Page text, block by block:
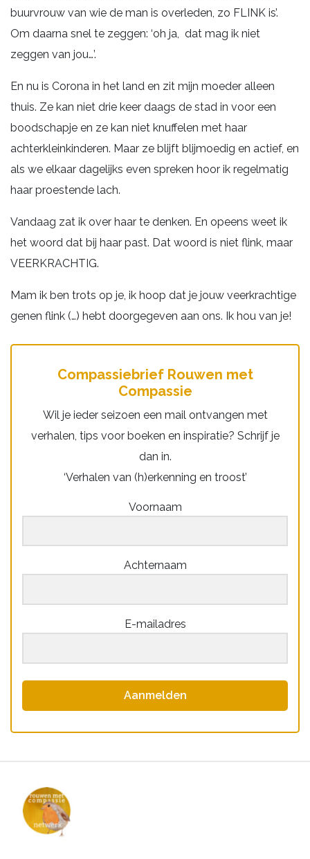
buurvrouw van wie de man is overleden, zo FLINK is’.
Om daarna snel te zeggen: ‘oh ja, dat mag ik niet
zeggen van jou…’.
En nu is Corona in het land en zit mijn moeder alleen
thuis. Ze kan niet drie keer daags de stad in voor een
boodschapje en ze kan niet knuffelen met haar
achterkleinkinderen. Maar ze blijft blijmoedig en actief, en
als we elkaar dagelijks even spreken hoor ik regelmatig
haar proestende lach.
Vandaag zat ik over haar te denken. En opeens weet ik
het woord dat bij haar past. Dat woord is niet flink, maar
VEERKRACHTIG.
Mam ik ben trots op je, ik hoop dat je jouw veerkrachtige
genen flink (…) hebt doorgegeven aan ons. Ik hou van je!
Compassiebrief Rouwen met
Compassie
Wil je ieder seizoen een mail ontvangen met
verhalen, tips voor boeken en inspiratie? Schrijf je
dan in.
‘Verhalen van (h)erkenning en troost’
Voornaam
Achternaam
E-mailadres
Aanmelden